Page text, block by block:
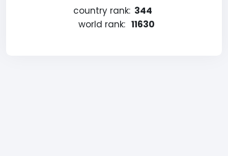
country rank: 344
world rank: 11630